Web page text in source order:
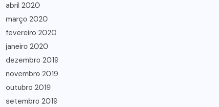
abril 2020
março 2020
fevereiro 2020
janeiro 2020
dezembro 2019
novembro 2019
outubro 2019
setembro 2019